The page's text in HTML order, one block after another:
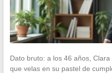
Dato bruto: a los 46 años,
que velas en su pastel de